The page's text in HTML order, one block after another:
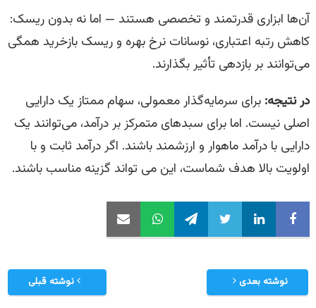
آن‌ها ابزاری قدرتمند و تخصصی هستند — اما نه بدون ریسک:
کاهش رتبه اعتباری، نوسانات نرخ بهره و ریسک بازخرید همگی
می‌توانند بر بازدهی تأثیر بگذارند.
در نتیجه: برای سرمایه‌گذار معمولی، سهام ممتاز یک دارایی
اصلی نیست. اما برای سبدهای متمرکز بر درآمد، می‌توانند یک
دارایی با درآمد ماهوار و ارزشمند باشند. اگر درآمد ثابت و با
اولویت بالا هدف شماست، این می تواند گزینه مناسب باشند.
نوشته قبلی نوشته بعدی